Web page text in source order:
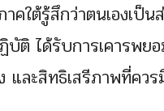
คใต้รู้สึกว่าตนเองเป็
บัติ ได้รับการเคารพย
และสิทธิเสรีภาพที่คว